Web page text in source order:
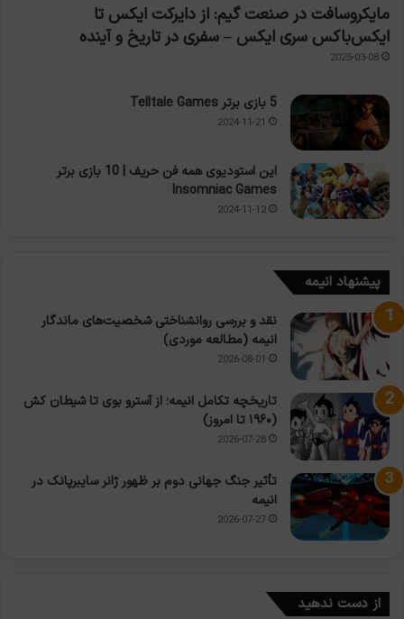
مایکروسافت در صنعت گیم: از دایرکت ایکس تا
ایکس‌باکس سری ایکس – سفری در تاریخ و آینده
2025-03-08
5 بازی برتر Telltale Games
2024-11-21
این استودیوی همه فن حریف | 10 بازی برتر
Insomniac Games
2024-11-12
پیشنهاد انیمه
نقد و بررسی روانشناختی شخصیت‌های ماندگار
انیمه (مطالعه موردی)
2026-08-01
تاریخچه تکامل انیمه؛ از آسترو بوی تا شیطان کش
(۱۹۶۰ تا امروز)
2026-07-28
تأثیر جنگ جهانی دوم بر ظهور ژانر سایبرپانک در
انیمه
2026-07-27
از دست ندهید